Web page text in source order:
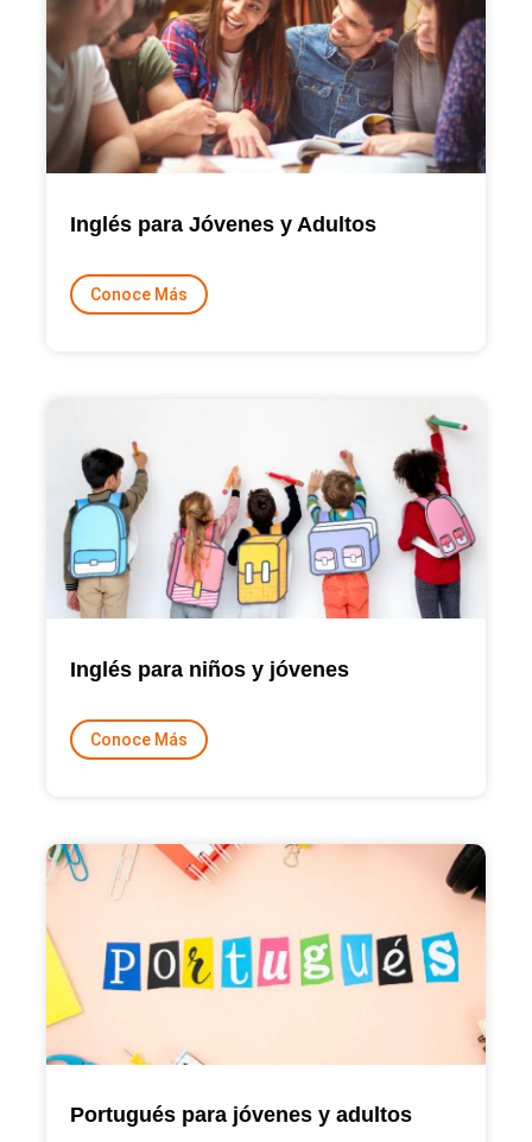
Inglés para Jóvenes y Adultos
Conoce Más
Inglés para niños y jóvenes
Conoce Más
Portugués para jóvenes y adultos